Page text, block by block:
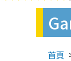
首頁